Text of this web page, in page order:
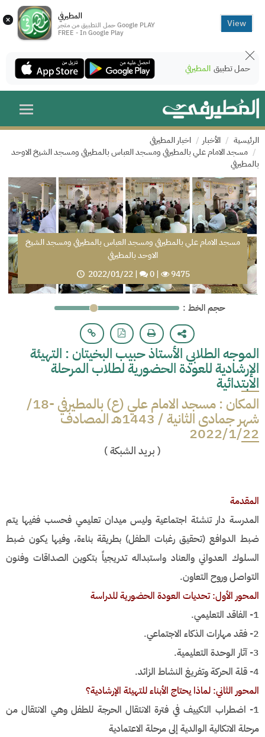
× المطيرفي
حمل التطبيق من متجر Google PLAY
FREE - In Google Play
View
حمل تطبيق المطيرفي
الرئيسية الأخبار
اخبار المطيرفي
مسجد الامام علي بالمطيرفي ومسجد العباس بالمطيرفي ومسجد الشيخ الاوحد
بالمطيرفي
مسجد الامام علي بالمطيرفي ومسجد العباس بالمطيرفي ومسجد الشيخ
الاوحد بالمطيرفي
2022/01/22| 0| 9475
: حجم الخط
الموجه الطلابي الأستاذ حبيب البخيتان : التهيئة
الإرشادية للعودة الحضورية لطلاب المرحلة
الابتدائية
المكان : مسجد الامام علي (ع) بالمطيرفي -18/
شهر جمادى الثانية / 1443هـ المصادف
2022/1/22
( بريد الشبكة)
المقدمة
المدرسة دار تنشئة اجتماعية وليس ميدان تعليمي فحسب ففيها يتم
ضبط الدوافع (تحقيق رغبات الطفل) بطريقة بناءة، وفيها يكون ضبط
السلوك العدواني والعناد واستبداله تدريجياً بتكوين الصداقات وفنون
التواصل وروح التعاون.
المحور الأول: تحديات العودة الحضورية للدراسة
1- الفاقد التعليمي.
2- فقد مهارات الذكاء الاجتماعي.
3- آثار الوحدة التعليمية.
4- قلة الحركة وتفريغ النشاط الزائد.
المحور الثاني: لماذا يحتاج الأبناء للتهيئة الإرشادية؟
1- اضطراب التكييف في فترة الانتقال الحرجة للطفل وهي الانتقال من
مرحلة الاتكالية الوالدية إلى مرحلة الاعتمادية